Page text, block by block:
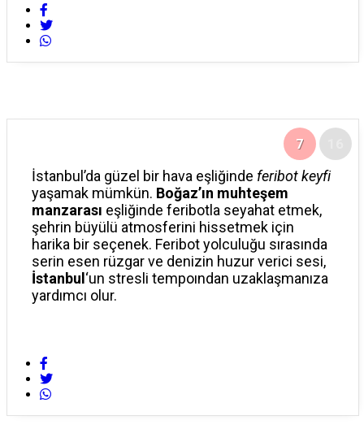
7
İstanbul’da güzel bir hava eşliğinde feribot keyfi
yaşamak mümkün. Boğaz’ın muhteşem
manzarası eşliğinde feribotla seyahat etmek,
şehrin büyülü atmosferini hissetmek için
harika bir seçenek. Feribot yolculuğu sırasında
serin esen rüzgar ve denizin huzur verici sesi,
İstanbul ‘un stresli tempoından uzaklaşmanıza
yardımcı olur.